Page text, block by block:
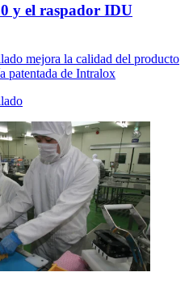
y el raspador IDU
mejora la calidad del producto
patentada de Intralox